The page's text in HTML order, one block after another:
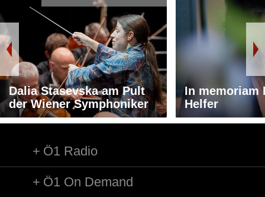
Dalia Stasevska am Pult
der Wiener Symphoniker
In memoriam
Helfer
Ö1 Radio
Ö1 On Demand